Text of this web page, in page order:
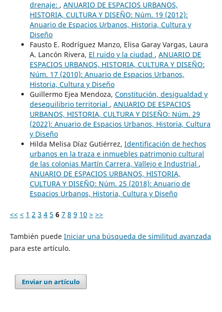
drenaje: , ANUARIO DE ESPACIOS URBANOS,
HISTORIA, CULTURA Y DISEÑO: Núm. 19 (2012):
Anuario de Espacios Urbanos, Historia, Cultura y
Diseño
Fausto E. Rodríguez Manzo, Elisa Garay Vargas, Laura
A. Lancón Rivera, El ruido y la ciudad , ANUARIO DE
ESPACIOS URBANOS, HISTORIA, CULTURA Y DISEÑO:
Núm. 17 (2010): Anuario de Espacios Urbanos,
Historia, Cultura y Diseño
Guillermo Ejea Mendoza, Constitución, desigualdad y
desequilibrio territorial , ANUARIO DE ESPACIOS
URBANOS, HISTORIA, CULTURA Y DISEÑO: Núm. 29
(2022): Anuario de Espacios Urbanos, Historia, Cultura
y Diseño
Hilda Melisa Díaz Gutiérrez, Identificación de hechos
urbanos en la traza e inmuebles patrimonio cultural
de las colonias Martín Carrera, Vallejo e Industrial ,
ANUARIO DE ESPACIOS URBANOS, HISTORIA,
CULTURA Y DISEÑO: Núm. 25 (2018): Anuario de
Espacios Urbanos, Historia, Cultura y Diseño
<< < 1 2 3 4 5 6 7 8 9 10 > >>
También puede Iniciar una búsqueda de similitud avanzada
para este artículo.
Enviar un artículo